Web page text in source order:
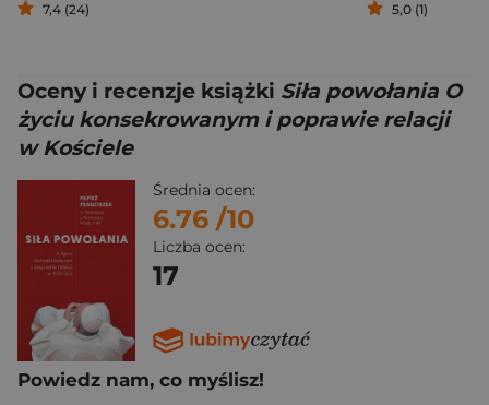
7,4 (24) 5,0 (1)
Oceny i recenzje książki Siła powołania O
życiu konsekrowanym i poprawie relacji
w Kościele
Średnia ocen:
6.76 /10
Liczba ocen:
17
Powiedz nam, co myślisz!